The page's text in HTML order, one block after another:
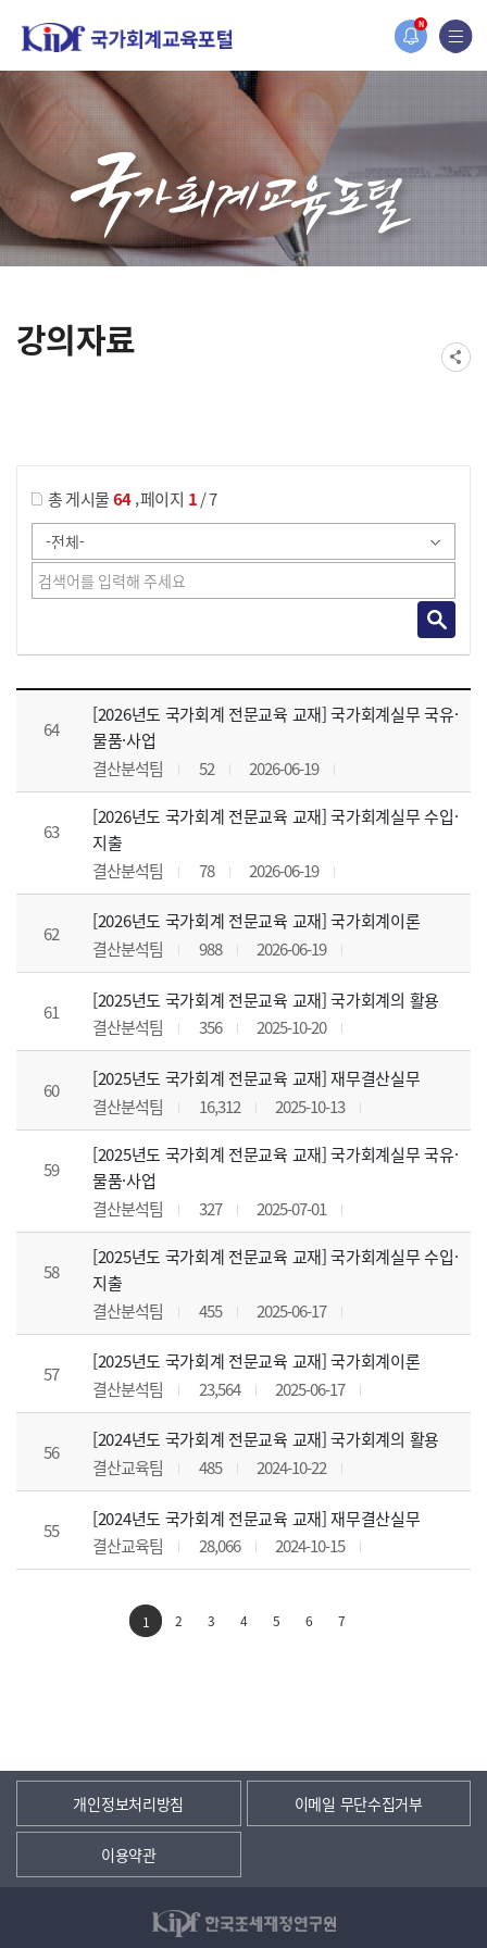
N
홈페이지가 새롭게 개편되었습니다.
한국조세재정연구원홈페이지가 새롭게 개설되었습니다.
강의자료
총 게시물64,페이지 1/ 7
강의자료 목록 으로 번호, 제목, 작성자, 조회수, 등록 일, 첨부파일로 나열 되고 있습니다.
64
[2026년도 국가회계 전문교육 교재] 국가회계실무 국유·
물품·사업
결산분석팀
52 2026-06-19
63
[2026년도 국가회계 전문교육 교재] 국가회계실무 수입·
지출
결산분석팀
78 2026-06-19
62
[2026년도 국가회계 전문교육 교재] 국가회계이론
결산분석팀
988 2026-06-19
61
[2025년도 국가회계 전문교육 교재] 국가회계의 활용
결산분석팀
356 2025-10-20
60
[2025년도 국가회계 전문교육 교재] 재무결산실무
결산분석팀
16,312 2025-10-13
59
[2025년도 국가회계 전문교육 교재] 국가회계실무 국유·
물품·사업
결산분석팀
327 2025-07-01
58
[2025년도 국가회계 전문교육 교재] 국가회계실무 수입·
지출
결산분석팀
455 2025-06-17
57
[2025년도 국가회계 전문교육 교재] 국가회계이론
결산분석팀
23,564 2025-06-17
56
[2024년도 국가회계 전문교육 교재] 국가회계의 활용
결산교육팀
485 2024-10-22
55
[2024년도 국가회계 전문교육 교재] 재무결산실무
결산교육팀
28,066 2024-10-15
1 2 3 4 5 6 7
개인정보처리방침 이메일 무단수집거부
이용약관